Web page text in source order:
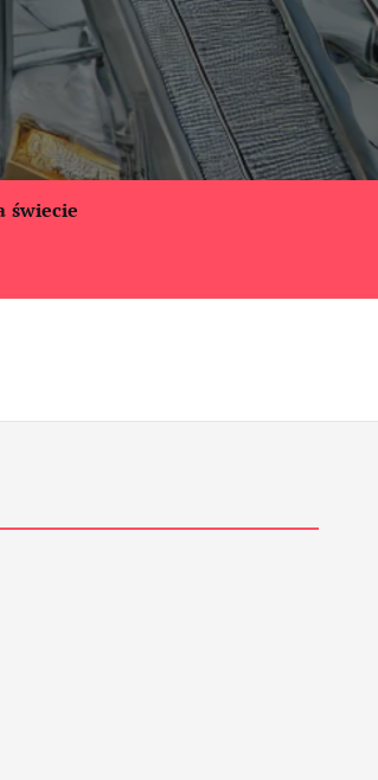
świecie